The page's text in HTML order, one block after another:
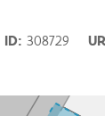
ID
308729